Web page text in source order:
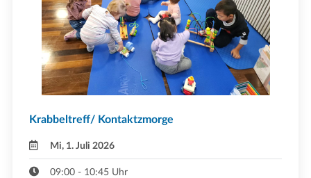
Krabbeltreff/ Kontaktzmorge
Mi, 1. Juli 2026
09:00 - 10:45 Uhr